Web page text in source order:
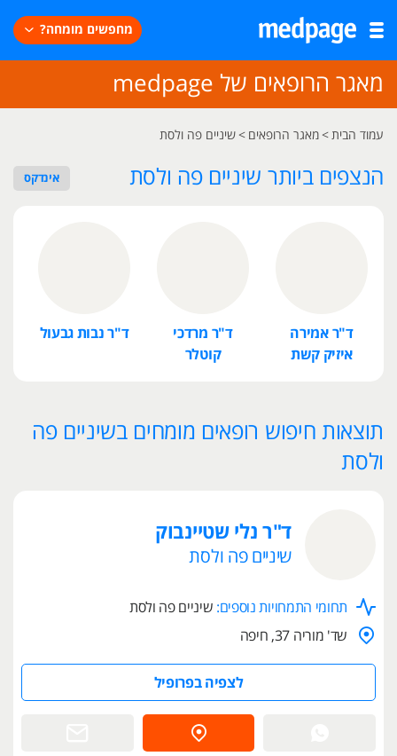
מחפשים מומחה?
מאגר הרופאים של medpage
עמוד הבית>מאגר הרופאים >שיניים פה ולסת
אינדקס הנצפים ביותר שיניים פה ולסת
ד"ר אמירה
איזיק קשת
ד"ר מרדכי
קוטלר
ד"ר נבות גבעול
תוצאות חיפוש רופאים מומחים בשיניים פה
ולסת
ד"ר נלי שטיינבוק
שיניים פה ולסת
תחומי התמחויות נוספים: שיניים פה ולסת
שד' מוריה 37, חיפה
לצפיה בפרופיל